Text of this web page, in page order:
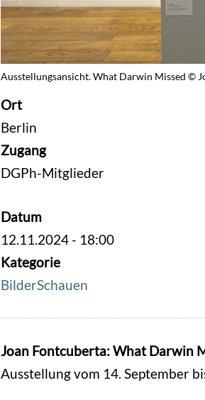
Ausstellungsansicht. What Darwin Missed ©
Ort
Berlin
Zugang
DGPh-Mitglieder
Datum
12.11.2024 - 18:00
Kategorie
BilderSchauen
Joan Fontcuberta: What Darwin
Ausstellung vom 14. September